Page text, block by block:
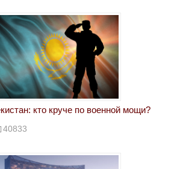
кто круче по военной мощи?
40833